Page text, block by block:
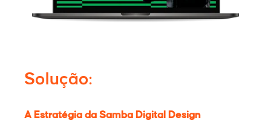
Solução:
A Estratégia da Samba Digital Design